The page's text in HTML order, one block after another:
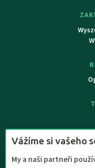
Vážíme si vašeho
My a naši partneři